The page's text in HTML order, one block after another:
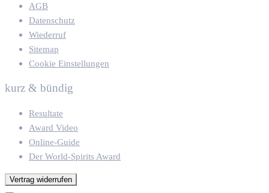
AGB
Datenschutz
Wiederruf
Sitemap
Cookie Einstellungen
kurz & bündig
Resultate
Award Video
Online-Guide
Der World-Spirits Award
Vertrag widerrufen